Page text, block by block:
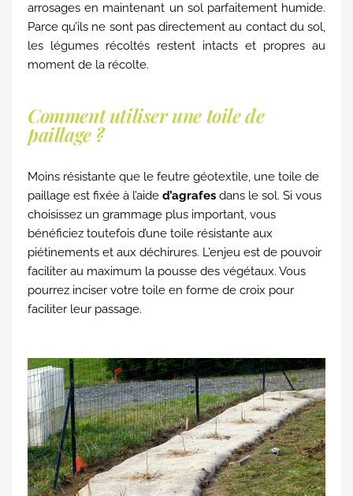
arrosages en maintenant un sol parfaitement humide.
Parce qu’ils ne sont pas directement au contact du sol,
les légumes récoltés restent intacts et propres au
moment de la récolte.
Comment utiliser une toile de
paillage ?
Moins résistante que le feutre géotextile, une toile de
paillage est fixée à l’aide d’agrafes dans le sol. Si vous
choisissez un grammage plus important, vous
bénéficiez toutefois d’une toile résistante aux
piétinements et aux déchirures. L’enjeu est de pouvoir
faciliter au maximum la pousse des végétaux. Vous
pourrez inciser votre toile en forme de croix pour
faciliter leur passage.